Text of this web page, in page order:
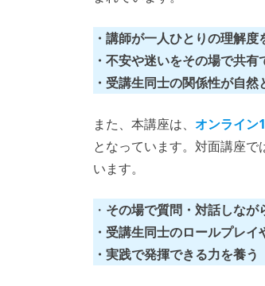
・ 講師が一人ひとりの理解度
・不安や迷いをその場で共有
・受講生同士の関係性が自然
また、本講座は、 オンライン
となっています。対面講座
います。
・ その場で質問・対話しなが
・受講生同士のロールプレイ
・実践で発揮できる力を養う